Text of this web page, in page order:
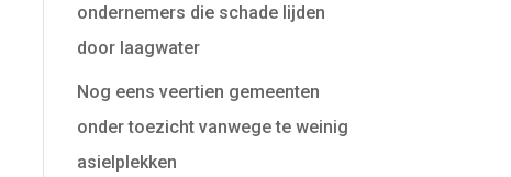
ondernemers die schade lijden
door laagwater
Nog eens veertien gemeenten
onder toezicht vanwege te weinig
asielplekken